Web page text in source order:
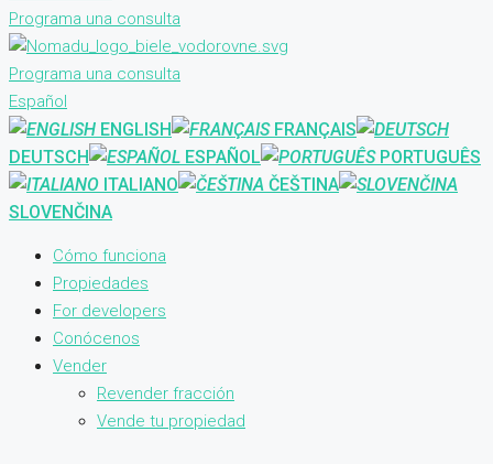
Programa una consulta
Programa una consulta
Español
ENGLISH
FRANÇAIS
DEUTSCH
ESPAÑOL
PORTUGUÊS
ITALIANO
ČEŠTINA
SLOVENČINA
Cómo funciona
Propiedades
For developers
Conócenos
Vender
Revender fracción
Vende tu propiedad